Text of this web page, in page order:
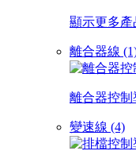
顯示更多產
離合器線
離合器控制
變速線 (4)